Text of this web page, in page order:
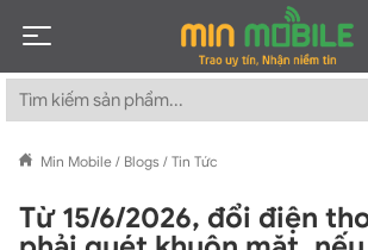
Min Mobile / Blogs / Tin Tức
Từ 15/6/2026, đổi điện